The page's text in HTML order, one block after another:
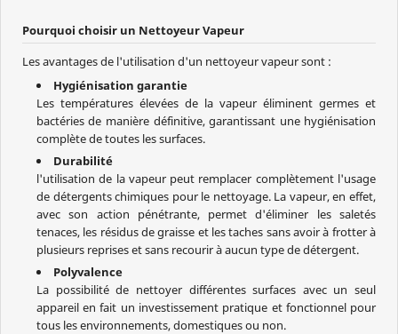
Pourquoi choisir un Nettoyeur Vapeur
Les avantages de l'utilisation d'un nettoyeur vapeur sont :
Hygiénisation garantie
Les températures élevées de la vapeur éliminent germes et
bactéries de manière définitive, garantissant une hygiénisation
complète de toutes les surfaces.
Durabilité
l'utilisation de la vapeur peut remplacer complètement l'usage
de détergents chimiques pour le nettoyage. La vapeur, en effet,
avec son action pénétrante, permet d'éliminer les saletés
tenaces, les résidus de graisse et les taches sans avoir à frotter à
plusieurs reprises et sans recourir à aucun type de détergent.
Polyvalence
La possibilité de nettoyer différentes surfaces avec un seul
appareil en fait un investissement pratique et fonctionnel pour
tous les environnements, domestiques ou non.